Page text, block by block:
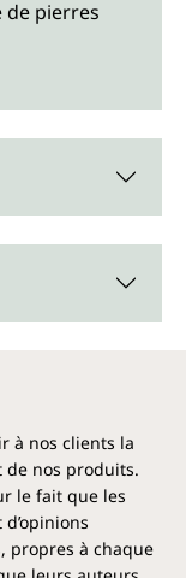
de pierres
à nos clients la
de nos produits.
le fait que les
propres à chaque